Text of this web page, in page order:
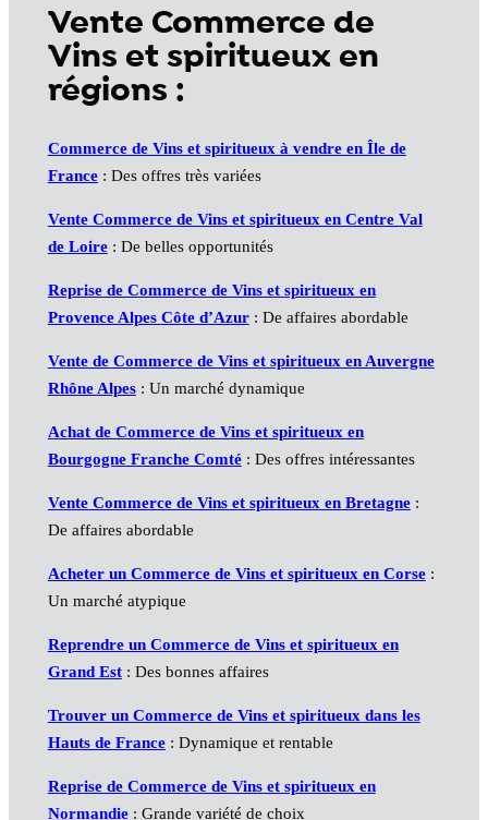
Vente Commerce de
Vins et spiritueux en
régions :
Commerce de Vins et spiritueux à vendre en Île de
France: Des offres très variées
Vente Commerce de Vins et spiritueux en Centre Val
de Loire : De belles opportunités
Reprise de Commerce de Vins et spiritueux en
Provence Alpes Côte d’Azur : De affaires abordable
Vente de Commerce de Vins et spiritueux en Auvergne
Rhône Alpes : Un marché dynamique
Achat de Commerce de Vins et spiritueux en
Bourgogne Franche Comté : Des offres intéressantes
Vente Commerce de Vins et spiritueux en Bretagne :
De affaires abordable
Acheter un Commerce de Vins et spiritueux en Corse :
Un marché atypique
Reprendre un Commerce de Vins et spiritueux en
Grand Est : Des bonnes affaires
Trouver un Commerce de Vins et spiritueux dans les
Hauts de France : Dynamique et rentable
Reprise de Commerce de Vins et spiritueux en
Normandie : Grande variété de choix